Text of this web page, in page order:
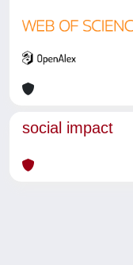
social impact